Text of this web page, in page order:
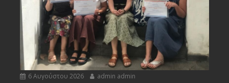
6 Αυγούστου 2026 admin admin